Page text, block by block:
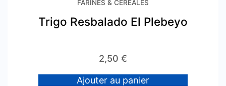
FARINES & CÉRÉALES
Trigo Resbalado El Plebeyo
2,50 €
Ajouter au panier